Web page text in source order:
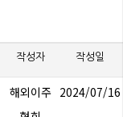
작성자 작성일
해외이주 2024/07/16